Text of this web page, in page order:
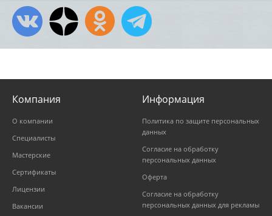
Компания
О компании
Специалисты
Мастерские
Сертификаты
Лицензии
Вакансии
Информация
Политика по защите персональных
данных
Согласие на обработку
персональных данных
Оферта
Согласие на обработку
персональных данных для рекламы